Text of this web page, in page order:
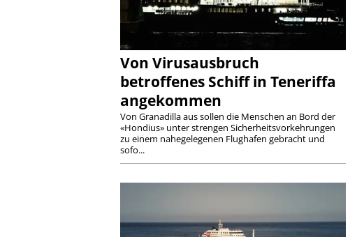
Von Virusausbruch
betroffenes Schiff in Teneriffa
angekommen
Von Granadilla aus sollen die Menschen an Bord der
«Hondius» unter strengen Sicherheitsvorkehrungen
zu einem nahegelegenen Flughafen gebracht und
sofo...